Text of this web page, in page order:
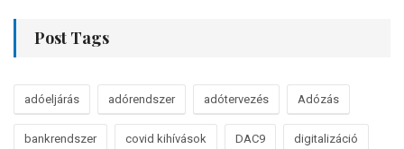
Post Tags
adóeljárás adórendszer adótervezés Adózás
bankrendszer covid kihívások DAC9 digitalizáció